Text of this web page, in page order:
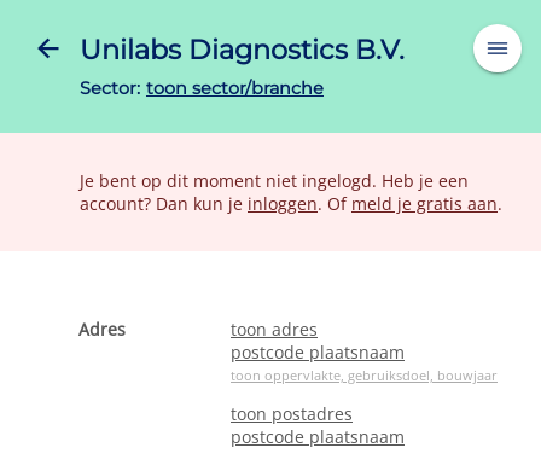
Unilabs Diagnostics B.V.
Sector: toon sector/branche
Je bent op dit moment niet ingelogd. Heb je een
account? Dan kun je inloggen. Of meld je gratis aan.
Adres
toon adres
postcode plaatsnaam
toon oppervlakte, gebruiksdoel, bouwjaar
toon postadres
postcode plaatsnaam